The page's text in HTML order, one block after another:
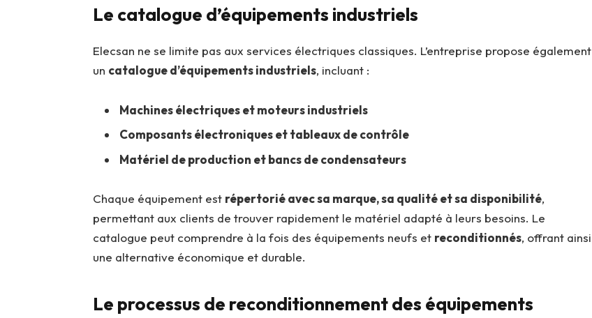
Le catalogue d’équipements industriels
Elecsan ne se limite pas aux services électriques classiques. L’entreprise propose également
un catalogue d’équipements industriels, incluant :
Machines électriques et moteurs industriels
Composants électroniques et tableaux de contrôle
Matériel de production et bancs de condensateurs
Chaque équipement est répertorié avec sa marque, sa qualité et sa disponibilité,
permettant aux clients de trouver rapidement le matériel adapté à leurs besoins. Le
catalogue peut comprendre à la fois des équipements neufs et reconditionnés, offrant ainsi
une alternative économique et durable.
Le processus de reconditionnement des équipements